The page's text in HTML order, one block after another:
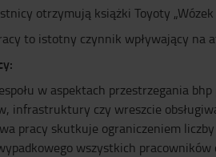
otrzymują książki Toyoty
to istotny czynnik wpływający na
w aspektach przestrzegania
infrastruktury czy wreszcie
pracy skutkuje ograniczeniem
wszystkich pracowników